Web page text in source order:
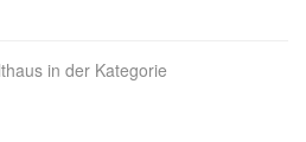
in der Kategorie